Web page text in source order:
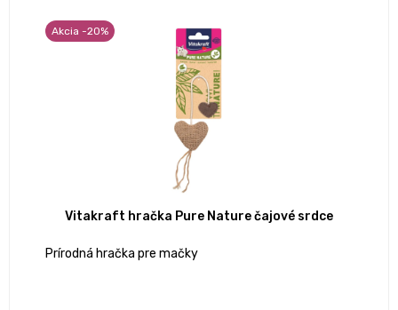
Akcia -20%
Vitakraft hračka Pure Nature čajové srdce
Prírodná hračka pre mačky